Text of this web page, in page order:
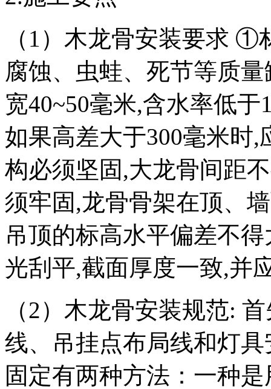
（1）木龙骨安装要求
腐蚀、虫蛙、死节等质
宽40~50毫米,含水率低
如果高差大于300毫米时
构必须坚固,大龙骨间距
须牢固,龙骨骨架在顶、
吊顶的标高水平偏差不
光刮平,截面厚度一致,并
（2）木龙骨安装规范:
线、吊挂点布局线和灯
固定有两种方法：一种